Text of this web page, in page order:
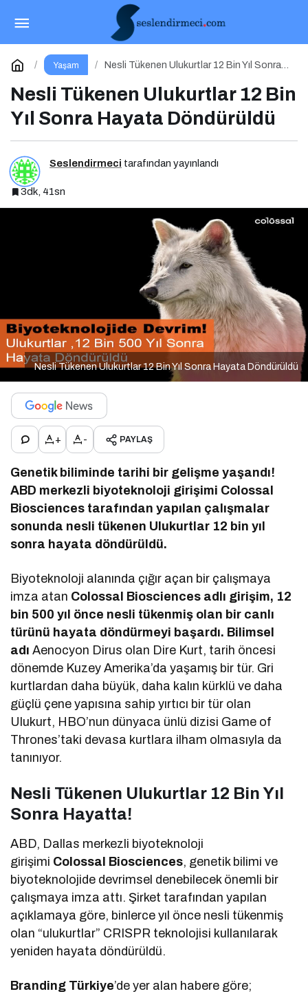
Yaşam
Nesli Tükenen Ulukurtlar 12 Bin Yıl Sonra
Nesli Tükenen Ulukurtlar 12 Bin
Yıl Sonra Hayata Döndürüldü
Seslendirmeci tarafından yayınlandı
3dk, 41sn
Nesli Tükenen Ulukurtlar 12 Bin Yıl Sonra Hayata Döndürüldü
+ - PAYLAŞ
Genetik biliminde tarihi bir gelişme yaşandı!
ABD merkezli biyoteknoloji girişimi Colossal
Biosciences tarafından yapılan çalışmalar
sonunda nesli tükenen Ulukurtlar 12 bin yıl
sonra hayata döndürüldü.
Biyoteknoloji alanında çığır açan bir çalışmaya
imza atan Colossal Biosciences adlı girişim, 12
bin 500 yıl önce nesli tükenmiş olan bir canlı
türünü hayata döndürmeyi başardı. Bilimsel
adıAenocyon Dirus olan Dire Kurt, tarih öncesi
dönemde Kuzey Amerika’da yaşamış bir tür. Gri
kurtlardan daha büyük, daha kalın kürklü ve daha
güçlü çene yapısına sahip yırtıcı bir tür olan
Ulukurt, HBO’nun dünyaca ünlü dizisi Game of
Thrones’taki devasa kurtlara ilham olmasıyla da
tanınıyor.
Nesli Tükenen Ulukurtlar 12 Bin Yıl
Sonra Hayatta!
ABD, Dallas merkezli biyoteknoloji
girişimi Colossal Biosciences, genetik bilimi ve
biyoteknolojide devrimsel denebilecek önemli bir
çalışmaya imza attı. Şirket tarafından yapılan
açıklamaya göre, binlerce yıl önce nesli tükenmiş
olan “ulukurtlar” CRISPR teknolojisi kullanılarak
yeniden hayata döndürüldü.
Branding Türkiye’de yer alan habere göre;
İklim Yasasına Neden Hayır Demeliyiz?
Yorum Yap